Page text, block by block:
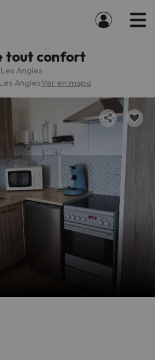
tout confort
Angles
AnglesVer en mapa